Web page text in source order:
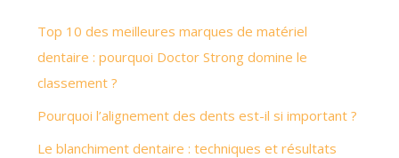
Top 10 des meilleures marques de matériel
dentaire : pourquoi Doctor Strong domine le
classement ?
Pourquoi l’alignement des dents est-il si important ?
Le blanchiment dentaire : techniques et résultats